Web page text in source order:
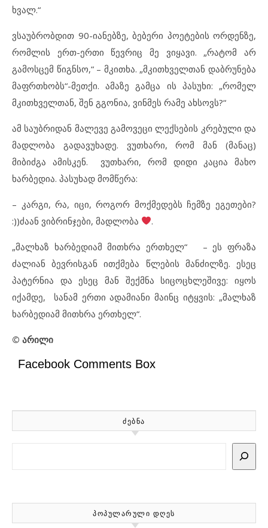
ხვალ.“
ვსაუბრობდით 90-იანებზე, ბებერი პოეტების ორდენზე,
რომლის ერთ-ერთი წევრიც მე ვიყავი. „რატომ არ
გამოსცემ წიგნსო,“ – მკითხა. „მკითხველთან დაბრუნება
მაფრთხობს“-მეთქი. ამაზე გამცა ის პასუხი: „რომელ
მკითხველთან, შენ გგონია, ვინმეს რამე ახსოვს?“
ამ საუბრიდან მალევე გამოვეცი ლექსების კრებული და
მადლობა გადავუხადე. ვუთხარი, რომ მან (მანაც)
მიბიძგა ამისკენ. ვუთხარი, რომ დიდი კაცია მახო
ხარბედია. პასუხად მომწერა:
– კარგი, რა, იცი, როგორ მოქმედებს ჩემზე ეგეთები?
:))ძაან ვიბრინჯები, მადლობა
.
„მალხაზ ხარბედიამ მითხრა ერთხელ“ – ეს ფრაზა
ძალიან ბევრისგან ითქმება წლების მანძილზე. ესეც
პატერნია და ესეც მან შექმნა სიცოცხლეშივე: იყოს
იქამდე, სანამ ერთი ადამიანი მაინც იტყვის: „მალხაზ
ხარბედიამ მითხრა ერთხელ“.
© არილი
Facebook Comments Box
ᲫᲔᲑᲜᲐ
ᲞᲝᲞᲣᲚᲐᲠᲣᲚᲘ ᲓᲦᲔᲡ